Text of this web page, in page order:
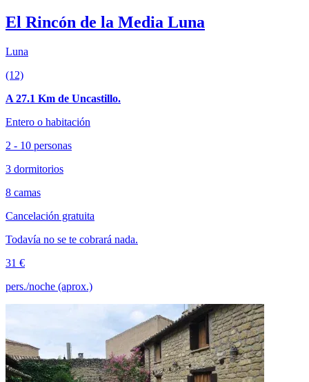
El Rincón de la Media Luna
Luna
(12)
A 27.1 Km de Uncastillo.
Entero o habitación
2 - 10 personas
3 dormitorios
8 camas
Cancelación gratuita
Todavía no se te cobrará nada.
31 €
pers./noche (aprox.)